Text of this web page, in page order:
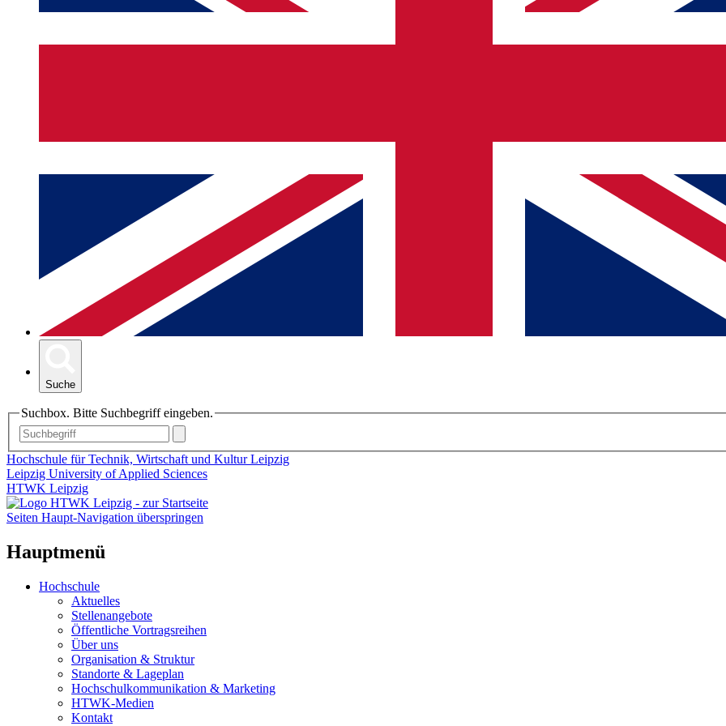
Suche
Suchbox. Bitte Suchbegriff eingeben.
Hochschule für Technik, Wirtschaft und Kultur Leipzig
Leipzig University of Applied Sciences
HTWK Leipzig
Seiten Haupt-Navigation überspringen
Hauptmenü
Hochschule
Aktuelles
Stellenangebote
Öffentliche Vortragsreihen
Über uns
Organisation & Struktur
Standorte & Lageplan
Hochschulkommunikation & Marketing
HTWK-Medien
Kontakt